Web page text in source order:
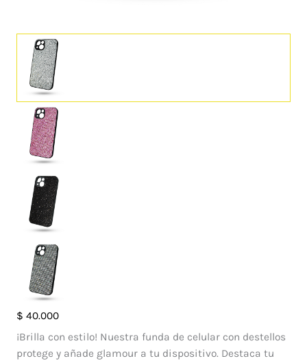
$ 40.000
¡Brilla con estilo! Nuestra funda de celular con destellos
protege y añade glamour a tu dispositivo. Destaca tu
Case
Luna
Iphone